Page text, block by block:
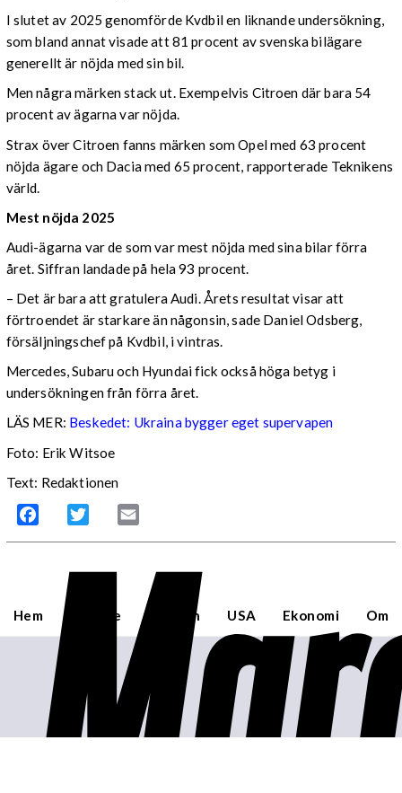
I slutet av 2025 genomförde Kvdbil en liknande undersökning,
som bland annat visade att 81 procent av svenska bilägare
generellt är nöjda med sin bil.
Men några märken stack ut. Exempelvis Citroen där bara 54
procent av ägarna var nöjda.
Strax över Citroen fanns märken som Opel med 63 procent
nöjda ägare och Dacia med 65 procent, rapporterade Teknikens
värld.
Mest nöjda 2025
Audi-ägarna var de som var mest nöjda med sina bilar förra
året. Siffran landade på hela 93 procent.
– Det är bara att gratulera Audi. Årets resultat visar att
förtroendet är starkare än någonsin, sade Daniel Odsberg,
försäljningschef på Kvdbil, i vintras.
Mercedes, Subaru och Hyundai fick också höga betyg i
undersökningen från förra året.
LÄS MER: Beskedet: Ukraina bygger eget supervapen
Foto: Erik Witsoe
Text: Redaktionen
Facebook Twitter
Hem Sverige Världen USA Ekonomi Om